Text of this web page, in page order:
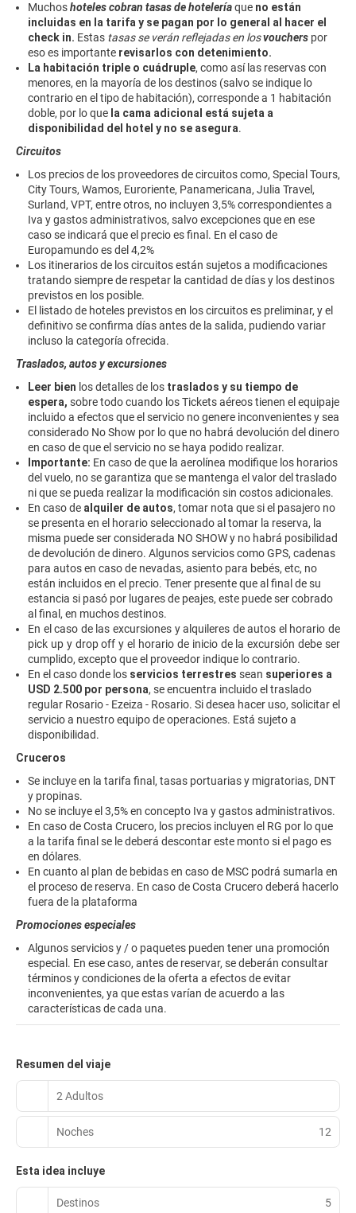
Muchoshoteles cobran tasas de hoteleríaque no están
incluidas en la tarifa y se pagan por lo general al hacer el
check in. Estas tasas se verán reflejadas en losvouchers por
eso es importante revisarlos con detenimiento.
La habitación triple o cuádruple, como así las reservas con
menores, en la mayoría de los destinos (salvo se indique lo
contrario en el tipo de habitación), corresponde a 1 habitación
doble, por lo que la cama adicional está sujeta a
disponibilidad del hotel y no se asegura.
Circuitos
Los precios de los proveedores de circuitos como, Special Tours,
City Tours, Wamos, Euroriente, Panamericana, Julia Travel,
Surland, VPT, entre otros, no incluyen 3,5% correspondientes a
Iva y gastos administrativos, salvo excepciones que en ese
caso se indicará que el precio es final. En el caso de
Europamundo es del 4,2%
Los itinerarios de los circuitos están sujetos a modificaciones
tratando siempre de respetar la cantidad de días y los destinos
previstos en los posible.
El listado de hoteles previstos en los circuitos es preliminar, y el
definitivo se confirma días antes de la salida, pudiendo variar
incluso la categoría ofrecida.
Traslados, autos y excursiones
Leer bien los detalles de los traslados y su tiempo de
espera, sobre todo cuando los Tickets aéreos tienen el equipaje
incluido a efectos que el servicio no genere inconvenientes y sea
considerado No Show por lo que no habrá devolución del dinero
en caso de que el servicio no se haya podido realizar.
Importante: En caso de que la aerolínea modifique los horarios
del vuelo, no se garantiza que se mantenga el valor del traslado
ni que se pueda realizar la modificación sin costos adicionales.
En caso de alquiler de autos, tomar nota que si el pasajero no
se presenta en el horario seleccionado al tomar la reserva, la
misma puede ser considerada NO SHOW y no habrá posibilidad
de devolución de dinero. Algunos servicios como GPS, cadenas
para autos en caso de nevadas, asiento para bebés, etc, no
están incluidos en el precio. Tener presente que al final de su
estancia si pasó por lugares de peajes, este puede ser cobrado
al final, en muchos destinos.
En el caso de las excursiones y alquileres de autos el horario de
pick up y drop off y el horario de inicio de la excursión debe ser
cumplido, excepto que el proveedor indique lo contrario.
En el caso donde los servicios terrestres sean superiores a
USD 2.500 por persona, se encuentra incluido el traslado
regular Rosario - Ezeiza - Rosario. Si desea hacer uso, solicitar el
servicio a nuestro equipo de operaciones. Está sujeto a
disponibilidad.
Cruceros
Se incluye en la tarifa final, tasas portuarias y migratorias, DNT
y propinas.
No se incluye el 3,5% en concepto Iva y gastos administrativos.
En caso de Costa Crucero, los precios incluyen el RG por lo que
a la tarifa final se le deberá descontar este monto si el pago es
en dólares.
En cuanto al plan de bebidas en caso de MSC podrá sumarla en
el proceso de reserva. En caso de Costa Crucero deberá hacerlo
fuera de la plataforma
Promociones especiales
Algunos servicios y / o paquetes pueden tener una promoción
especial. En ese caso, antes de reservar, se deberán consultar
términos y condiciones de la oferta a efectos de evitar
inconvenientes, ya que estas varían de acuerdo a las
características de cada una.
Resumen del viaje
2 Adultos
Noches 12
Esta idea incluye
Destinos 5